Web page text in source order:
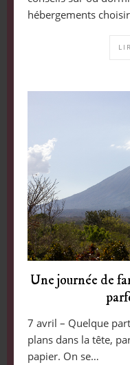
hébergements
Une journée de
7 avril – Quelque
plans dans la tête,
papier. On se…